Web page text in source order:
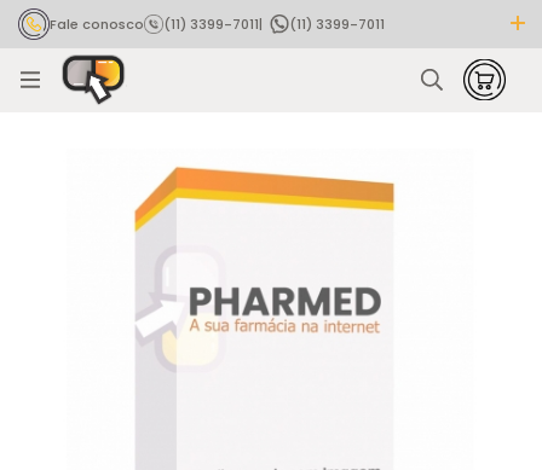
Fale conosco (11) 3399-7011|
(11) 3399-7011
Rastrear pedido